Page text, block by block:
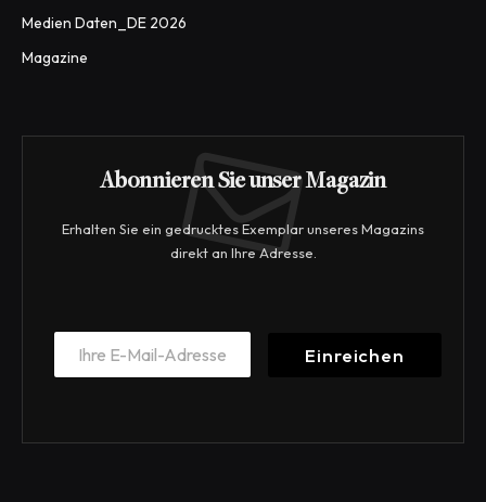
Medien Daten_DE 2026
Magazine
Abonnieren Sie unser Magazin
Erhalten Sie ein gedrucktes Exemplar unseres Magazins
direkt an Ihre Adresse.
m
E
a
*
Einreichen